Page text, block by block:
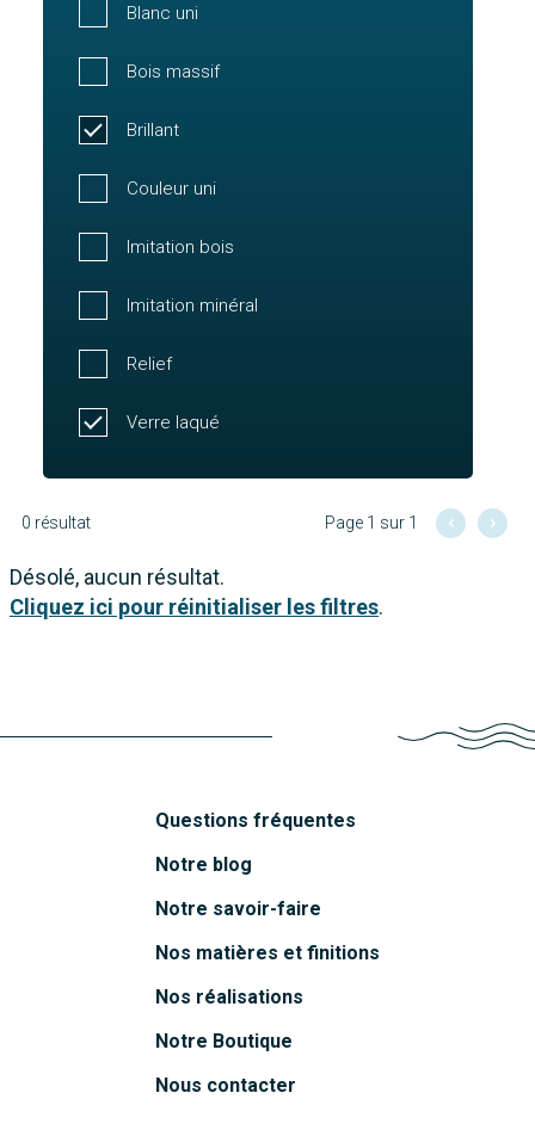
Blanc uni
Bois massif
Brillant
Couleur uni
Imitation bois
Imitation minéral
Relief
Verre laqué
0 résultat Page 1 sur 1
Désolé, aucun résultat.
Cliquez ici pour réinitialiser les filtres.
Questions fréquentes
Notre blog
Notre savoir-faire
Nos matières et finitions
Nos réalisations
Notre Boutique
Nous contacter